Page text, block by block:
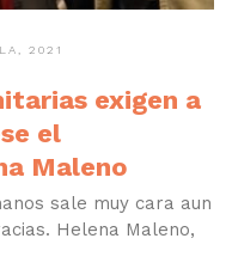
2021
exigen a
el
Maleno
sale muy cara aun
Helena Maleno,